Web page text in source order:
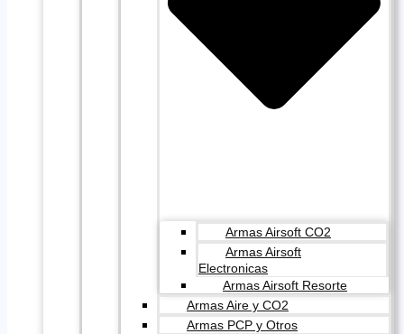
Armas Airsoft CO2
Armas Airsoft
Electronicas
Armas Airsoft Resorte
Armas Aire y CO2
Armas PCP y Otros